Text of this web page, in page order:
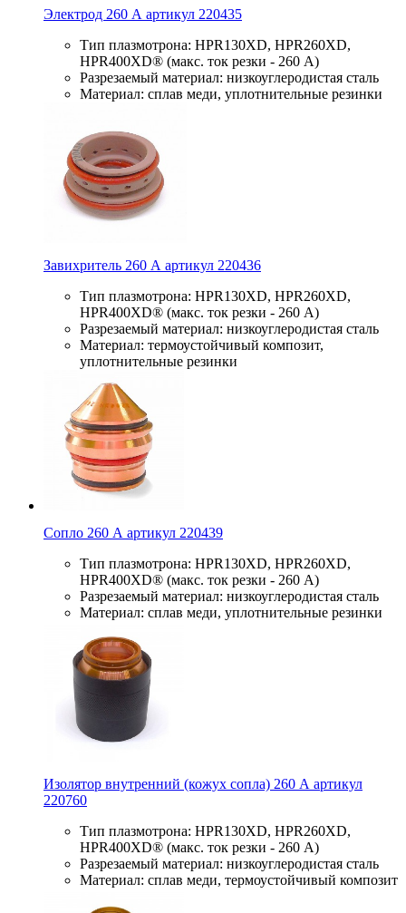
Электрод 260 А артикул 220435
Тип плазмотрона: HPR130XD, HPR260XD,
HPR400XD® (макс. ток резки - 260 А)
Разрезаемый материал: низкоуглеродистая сталь
Материал: сплав меди, уплотнительные резинки
Завихритель 260 А артикул 220436
Тип плазмотрона: HPR130XD, HPR260XD,
HPR400XD® (макс. ток резки - 260 А)
Разрезаемый материал: низкоуглеродистая сталь
Материал: термоустойчивый композит,
уплотнительные резинки
Сопло 260 А артикул 220439
Тип плазмотрона: HPR130XD, HPR260XD,
HPR400XD® (макс. ток резки - 260 А)
Разрезаемый материал: низкоуглеродистая сталь
Материал: сплав меди, уплотнительные резинки
Изолятор внутренний (кожух сопла) 260 А артикул
220760
Тип плазмотрона: HPR130XD, HPR260XD,
HPR400XD® (макс. ток резки - 260 А)
Разрезаемый материал: низкоуглеродистая сталь
Материал: сплав меди, термоустойчивый композит